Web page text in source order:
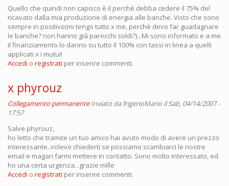
Quello che quindi non capisco è il perchè debba cedere il 75% del
ricavato dalla mia produzione di energia alle banche..Visto che sono
sempre in positivo(mi tengo tutto x me, perchè devo far guadagnare
le banche? non hanno già parecchi soldi?)...Mi sono informato e a me
il finanziamento lo danno su tutto il 100% con tassi in linea a quelli
applicati x i mutui!
Accedi o registrati per inserire commenti.
x phyrouz
Collegamento permanente Inviato dafrigerioMario il Sab, 04/14/2007 -
17:57
Salve phyrouz,
ho letto che tramite un tuo amico hai avuto modo di avere un prezzo
interessante..volevo chiederti se possiamo scambiarci le nostre
email e magari farmi mettere in contatto. Sono molto interessato, ed
ho una certa urgenza...grazie mille
Accedi o registrati per inserire commenti.